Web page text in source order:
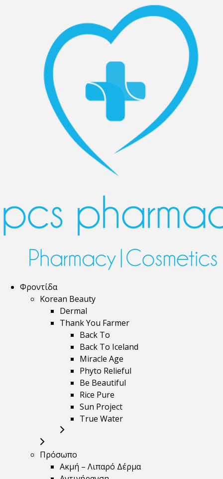
Φροντίδα
Korean Beauty
Dermal
Thank You Farmer
Back To
Back To Iceland
Miracle Age
Phyto Relieful
Be Beautiful
Rice Pure
Sun Project
True Water
Πρόσωπο
Ακμή – Λιπαρό Δέρμα